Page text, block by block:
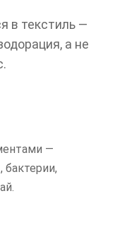
в текстиль —
а не
—